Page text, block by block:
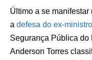
Último a se
a defesa do ex-
Segurança Pública do
Anderson Torres